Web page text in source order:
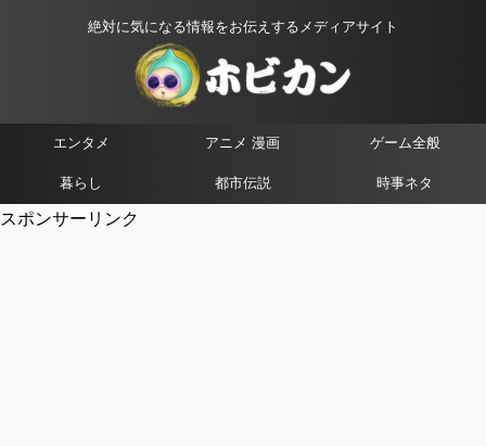
絶対に気になる情報をお伝えするメディアサイト
エンタメ アニメ 漫画 ゲーム全般
暮らし 都市伝説 時事ネタ
スポンサーリンク